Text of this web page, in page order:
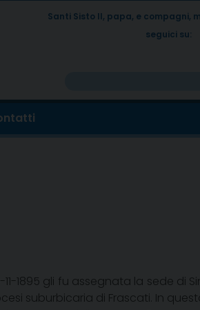
Santi Sisto II, papa, e compagni,
seguici su:
1895 gli fu assegnata la sede di
suburbicaria di Frascati. In